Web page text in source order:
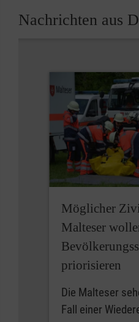
Nachrichten aus
Möglicher
Malteser
priorisieren
Die Malteser
Fall einer